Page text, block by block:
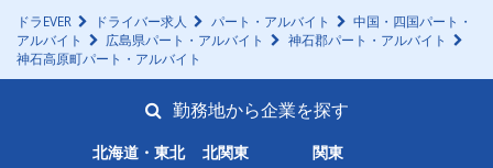
ドラEVER ドライバー求人 パート・アルバイト
中国・四国パート・
アルバイト
広島県パート・アルバイト
神石郡パート・アルバイト
神石高原町パート・アルバイト
勤務地から企業を探す
北海道・東北 北関東 関東